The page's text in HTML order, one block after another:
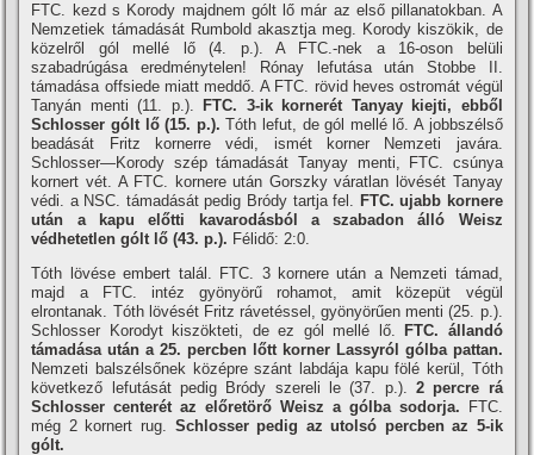
FTC. kezd s Korody majdnem gólt lő már az első pillanatokban. A
Nemzetiek támadását Rumbold akasztja meg. Korody kiszökik, de
közelről gól mellé lő (4. p.). A FTC.-nek a 16-oson belüli
szabadrúgása eredménytelen! Rónay lefutása után Stobbe II.
támadása offsiede miatt meddő. A FTC. rövid heves ostromát végül
Tanyán menti (11. p.).
FTC. 3-ik kornerét Tanyay kiejti, ebből
Schlosser gólt lő (15. p.). Tóth lefut, de gól mellé lő. A jobbszélső
beadását Fritz kornerre védi, ismét korner Nemzeti javára.
Schlosser—Korody szép támadását Tanyay menti, FTC. csúnya
kornert vét. A FTC. kornere után Gorszky váratlan lövését Tanyay
védi. a NSC. támadását pedig Bródy tartja fel. FTC. ujabb kornere
után a kapu előtti kavarodásból a szabadon álló Weisz
védhetetlen gólt lő (43. p.). Félidő: 2:0.
Tóth lövése embert talál. FTC. 3 kornere után a Nemzeti támad,
majd a FTC. intéz gyönyörű rohamot, amit közepüt végül
elrontanak. Tóth lövését Fritz rávetéssel, gyönyörűen menti (25. p.).
Schlosser Korodyt kiszökteti, de ez gól mellé lő.
FTC. állandó
támadása után a 25. percben lőtt korner Lassyról gólba pattan.
Nemzeti balszélsőnek középre szánt labdája kapu fölé kerül, Tóth
következő lefutását pedig Bródy szereli le (37. p.). 2 percre rá
Schlosser centerét az előretörő Weisz a gólba sodorja. FTC.
még 2 kornert rug. Schlosser pedig az utolsó percben az 5-ik
gólt.